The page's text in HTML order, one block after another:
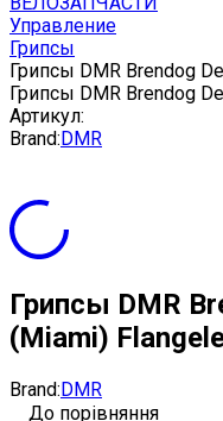
Управление
Грипсы
Грипсы DMR Brendog
Грипсы DMR Brendog
Артикул:
Brand:DMR
Грипсы DMR
(Miami)
Brand:DMR
До порівняння